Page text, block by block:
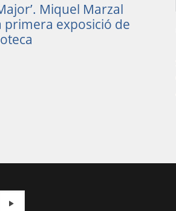
Miquel Marzal
primera exposició de